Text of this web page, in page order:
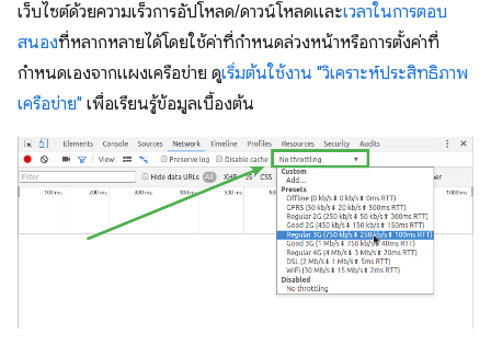
เว็บไซต์ด้วยความเร็วการอัปโหลด/ดาวน์โหลดและเวลาในการตอบ
สนองที่หลากหลายได้โดยใช้ค่าที่กำหนดล่วงหน้าหรือการตั้งค่าที่
กำหนดเองจากแผงเครือข่าย ดูเริ่มต้นใช้งาน "วิเคราะห์ประสิทธิภาพ
เครือข่าย" เพื่อเรียนรู้ข้อมูลเบื้องต้น